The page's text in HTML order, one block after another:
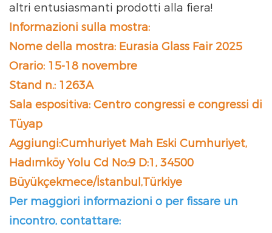
altri entusiasmanti prodotti alla fiera!
Informazioni sulla mostra:
Nome della mostra: Eurasia Glass Fair 2025
Orario: 15-18 novembre
Stand n.: 1263A
Sala espositiva: Centro congressi e congressi di
Tüyap
Aggiungi:Cumhuriyet Mah Eski Cumhuriyet,
Hadımköy Yolu Cd No:9 D:1, 34500
Büyükçekmece/İstanbul,Türkiye
Per maggiori informazioni o per fissare un
incontro, contattare: